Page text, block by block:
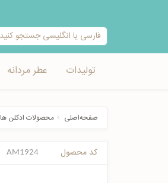
تولیدات عطر مردانه
صفحه‌اصلی محصولات ادکلن ها
کد محصول AM1924